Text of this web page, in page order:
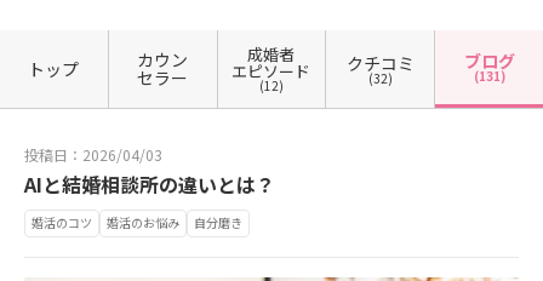
トップ カウン
セラー
成婚者
エピソード
(12)
クチコミ
(32)
ブログ
(131)
投稿日：2026/04/03
AIと結婚相談所の違いとは？
婚活のコツ 婚活のお悩み 自分磨き